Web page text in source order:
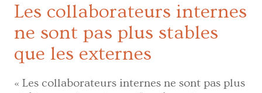
Les collaborateurs internes
ne sont pas plus stables
que les externes
« Les collaborateurs internes ne sont pas plus